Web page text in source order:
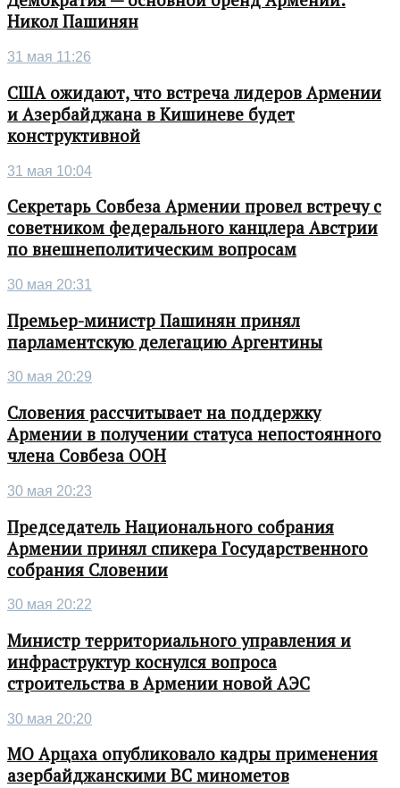
Никол Пашинян
31 мая 11:26
США ожидают, что встреча лидеров Армении
и Азербайджана в Кишиневе будет
конструктивной
31 мая 10:04
Секретарь Совбеза Армении провел встречу с
советником федерального канцлера Австрии
по внешнеполитическим вопросам
30 мая 20:31
Премьер-министр Пашинян принял
парламентскую делегацию Аргентины
30 мая 20:29
Словения рассчитывает на поддержку
Армении в получении статуса непостоянного
члена Совбеза ООН
30 мая 20:23
Председатель Национального собрания
Армении принял спикера Государственного
собрания Словении
30 мая 20:22
Министр территориального управления и
инфраструктур коснулся вопроса
строительства в Армении новой АЭС
30 мая 20:20
МО Арцаха опубликовало кадры применения
азербайджанскими ВС минометов